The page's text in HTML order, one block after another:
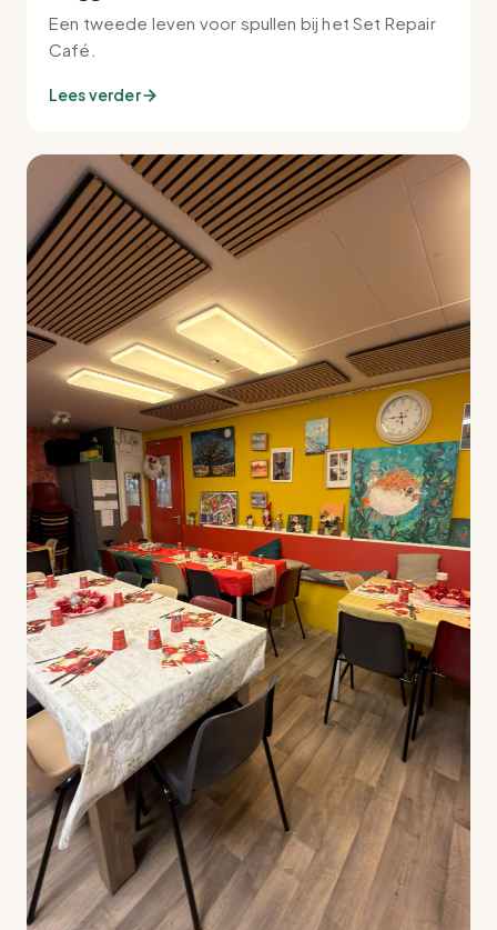
Een tweede leven voor spullen bij het Set Repair
Café.
Lees verder